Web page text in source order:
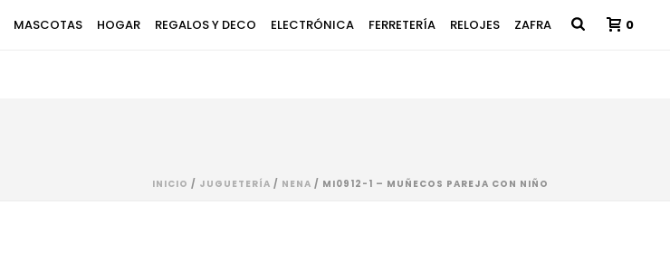
MASCOTAS HOGAR REGALOS Y DECO ELECTRÓNICA FERRETERÍA RELOJES ZAFRA 0
INICIO / JUGUETERÍA / NENA / MI0912-1 – MUÑECOS PAREJA CON NIÑO